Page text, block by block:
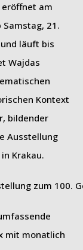
eröffnet am
Samstag, 21.
läuft bis
Wajdas
Kontext
bildender
Ausstellung
Krakau.
mit monatlich